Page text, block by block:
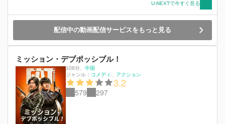
U-NEXTで今すぐ見る
配信中の動画配信サービスをもっと見る
ミッション・デブポッシブル！
108分
中国
ジャンル： コメディ アクション
3.2
579 297